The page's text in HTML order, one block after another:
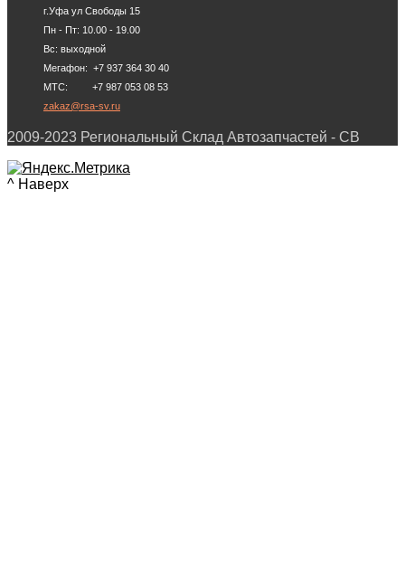
г.Уфа ул Свободы 15
Пн - Пт: 10.00 - 19.00
Вс: выходной
Мегафон: +7 937 364 30 40
МТС: +7 987 053 08 53
zakaz@rsa-sv.ru
2009-2023 Региональный Склад Автозапчастей - СВ
^ Наверх